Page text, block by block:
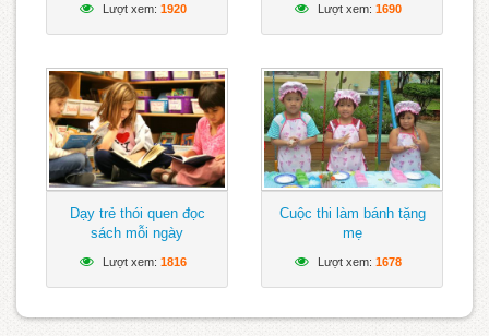
Lượt xem: 1920 Lượt xem: 1690
Dạy trẻ thói quen đọc
sách mỗi ngày
Lượt xem: 1816
Cuộc thi làm bánh tặng
mẹ
Lượt xem: 1678